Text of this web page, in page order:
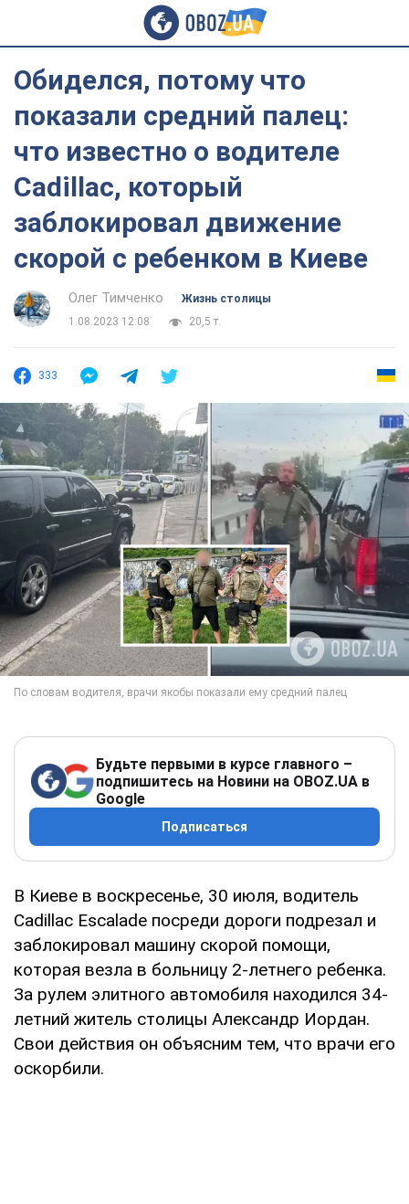
Обиделся, потому что
показали средний палец:
что известно о водителе
Cadillac, который
заблокировал движение
скорой с ребенком в Киеве
Олег Тимченко
Жизнь столицы
1.08.2023 12:08
20,5 т.
333
Будьте первыми в курсе главного –
подпишитесь на Новини на OBOZ.UA в
Google
Подписаться
В Киеве в воскресенье, 30 июля, водитель
Cadillac Escalade посреди дороги подрезал и
заблокировал машину скорой помощи,
которая везла в больницу 2-летнего ребенка.
За рулем элитного автомобиля находился 34-
летний житель столицы Александр Иордан.
Свои действия он объясним тем, что врачи его
оскорбили.